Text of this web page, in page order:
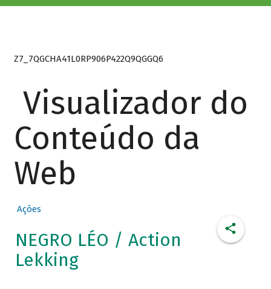
Z7_7QGCHA41L0RP906P422Q9QGGQ6
Visualizador do
Conteúdo da
Web
Ações
NEGRO LÉO / Action
Lekking